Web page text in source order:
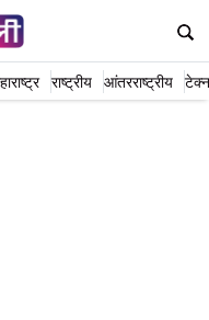
राष्ट्रीय आंतरराष्ट्रीय